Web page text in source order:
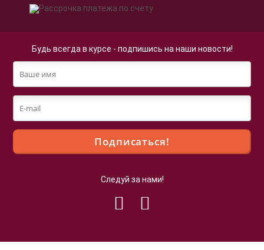
Будь всегда в курсе - подпишись на наши новости!
Следуй за нами!